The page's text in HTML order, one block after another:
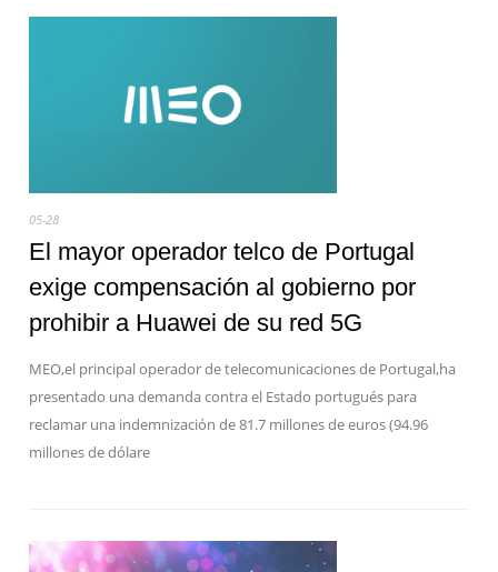
05-28
El mayor operador telco de Portugal
exige compensación al gobierno por
prohibir a Huawei de su red 5G
MEO,el principal operador de telecomunicaciones de Portugal,ha
presentado una demanda contra el Estado portugués para
reclamar una indemnización de 81.7 millones de euros (94.96
millones de dólare